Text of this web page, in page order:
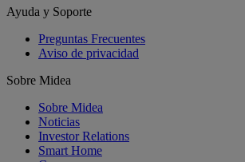
Ayuda y Soporte
Preguntas Frecuentes
Aviso de privacidad
Sobre Midea
Sobre Midea
Noticias
Investor Relations
Smart Home